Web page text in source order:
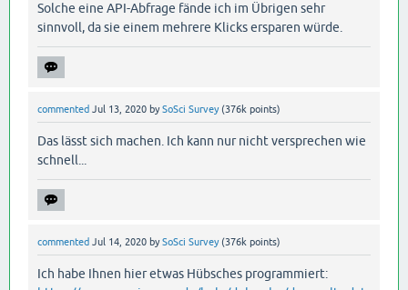
Solche eine API-Abfrage fände ich im Übrigen sehr
sinnvoll, da sie einem mehrere Klicks ersparen würde.
commented Jul 13, 2020 bySoSci Survey (376k points)
Das lässt sich machen. Ich kann nur nicht versprechen wie
schnell...
commented Jul 14, 2020 bySoSci Survey (376k points)
Ich habe Ihnen hier etwas Hübsches programmiert: